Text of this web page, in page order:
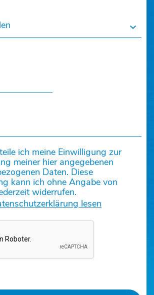
ich meine Einwilligung zur
meiner hier angegebenen
Daten. Diese
kann ich ohne Angabe von
widerrufen.
lesen